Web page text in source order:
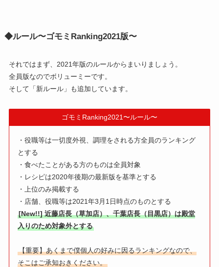
◆ルール〜ゴモミRanking2021版〜
それではまず、2021年版のルールからまいりましょう。
全員版なのでボリューミーです。
そして「新ルール」も追加しています。
ゴモミRanking2021〜ルール〜
・役職等は一切度外視、調理をされる方全員のランキング
とする
・食べたことがある方のものは全員対象
・レシピは2020年後期の最新版を基準とする
・上位のみ掲載する
・店舗、役職等は2021年3月1日時点のものとする
[New!!] 近藤店長（草加店）、千葉店長（目黒店）は殿堂
入りのため対象外とする
【重要】あくまで僕個人の好みに因るランキングなので、
そこはご承知おきください。